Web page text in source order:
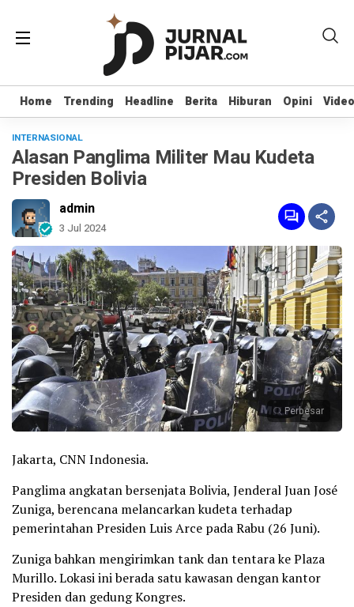
Home Trending Headline Berita Hiburan Opini Video
Home Trending Headline Berita Hiburan Opini Video
INTERNASIONAL
Alasan Panglima Militer Mau Kudeta
Presiden Bolivia
admin
3 Jul 2024
Perbesar
Jakarta, CNN Indonesia.
Panglima angkatan bersenjata Bolivia, Jenderal Juan José
Zuniga, berencana melancarkan kudeta terhadap
pemerintahan Presiden Luis Arce pada Rabu (26 Juni).
Zuniga bahkan mengirimkan tank dan tentara ke Plaza
Murillo. Lokasi ini berada satu kawasan dengan kantor
Presiden dan gedung Kongres.